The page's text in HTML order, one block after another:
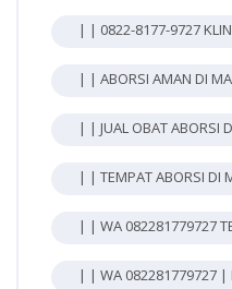
| | 0822-8177-9727
| | ABORSI AMAN DI
| | JUAL OBAT ABORSI
| | TEMPAT ABORSI DI
| | WA 082281779727
| | WA 082281779727 |